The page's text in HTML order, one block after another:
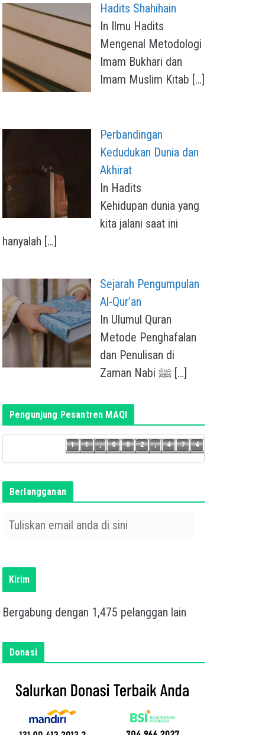
Hadits Shahihain
In Ilmu Hadits
Mengenal Metodologi
Imam Bukhari dan
Imam Muslim Kitab […]
Perbandingan
Kedudukan Dunia dan
Akhirat
In Hadits
Kehidupan dunia yang
kita jalani saat ini
hanyalah […]
Sejarah Pengumpulan
Al-Qur’an
In Ulumul Quran
Metode Penghafalan
dan Penulisan di
[…]
Pengunjung Pesantren MAQI
1
1
,
0
0
2
,
4
7 4
Berlangganan
k
a
a
Kirim
Bergabung dengan 1,475 pelanggan lain
Donasi